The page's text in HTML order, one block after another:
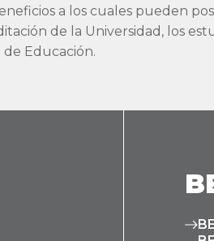
a los cuales pueden
de la Universidad, los
Educación.